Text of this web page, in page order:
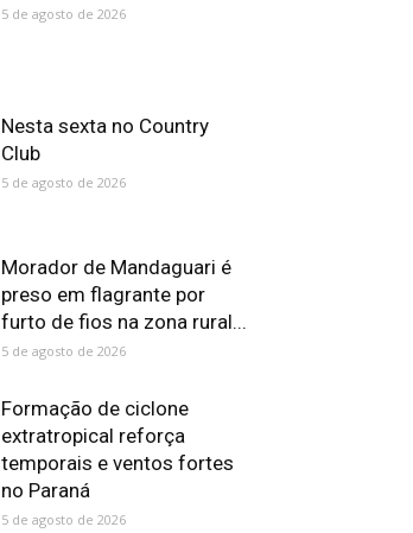
5 de agosto de 2026
Nesta sexta no Country
Club
5 de agosto de 2026
Morador de Mandaguari é
preso em flagrante por
furto de fios na zona rural...
5 de agosto de 2026
Formação de ciclone
extratropical reforça
temporais e ventos fortes
no Paraná
5 de agosto de 2026